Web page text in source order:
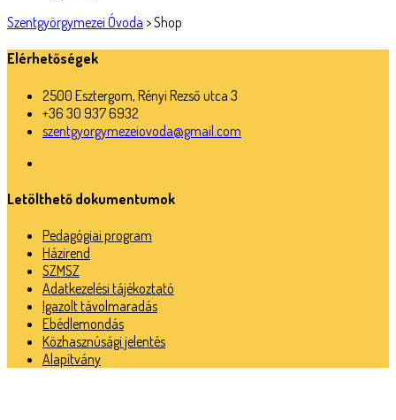
Szentgyörgymezei Óvoda >Shop
Elérhetőségek
2500 Esztergom, Rényi Rezső utca 3
+36 30 937 6932
szentgyorgymezeiovoda@gmail.com
Letölthető dokumentumok
Pedagógiai program
Házirend
SZMSZ
Adatkezelési tájékoztató
Igazolt távolmaradás
Ebédlemondás
Közhasznúsági jelentés
Alapítvány